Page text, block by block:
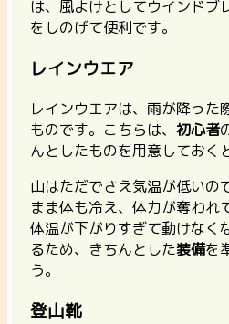
は、風よけとしてウインドブ
をしのげて便利です。
レインウエア
レインウエアは、雨が降った
ものです。こちらは、 初心者
んとしたものを用意しておく
山はただでさえ気温が低いの
まま体も冷え、体力が奪われ
体温が下がりすぎて動けなく
るため、きちんとした装備を
う。
登山靴